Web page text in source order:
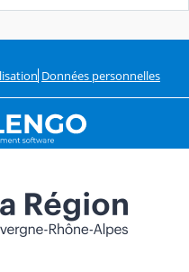
Données personnelles